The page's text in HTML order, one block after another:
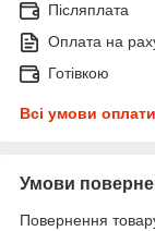
Післяплата
Оплата на
Готівкою
Всі умови оплати
Умови
Повернення